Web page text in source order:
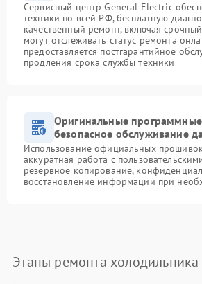
Сервисный центр General Electric
техники по всей РФ, бесплатную
качественный ремонт, включая
могут отслеживать статус ремонта
предоставляется постгарантийное
продления срока службы техники
Оригинальные
безопасное обслуживание
Использование официальных
аккуратная работа с
резервное копирование,
восстановление информации при
Этапы ремонта